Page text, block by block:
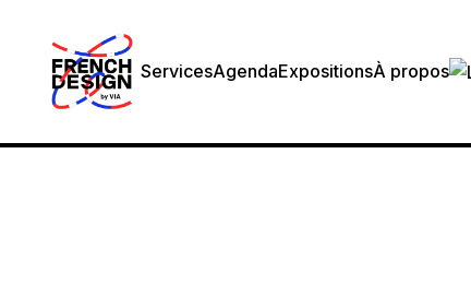
ServicesAgendaExpositionsÀ propos